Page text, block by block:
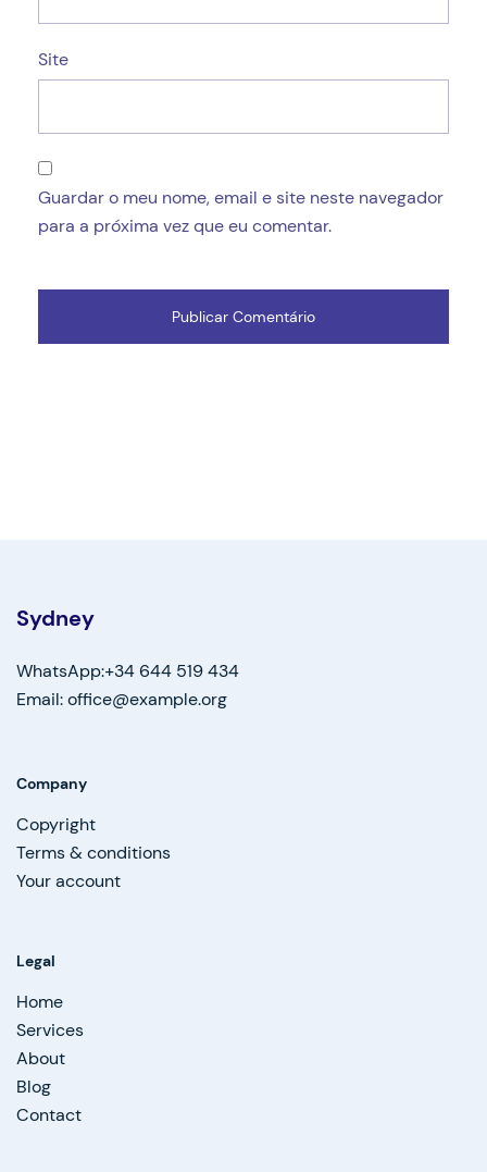
Site
Guardar o meu nome, email e site neste navegador
para a próxima vez que eu comentar.
Sydney
WhatsApp:+34 644 519 434
Email: office@example.org
Company
Copyright
Terms & conditions
Your account
Legal
Home
Services
About
Blog
Contact